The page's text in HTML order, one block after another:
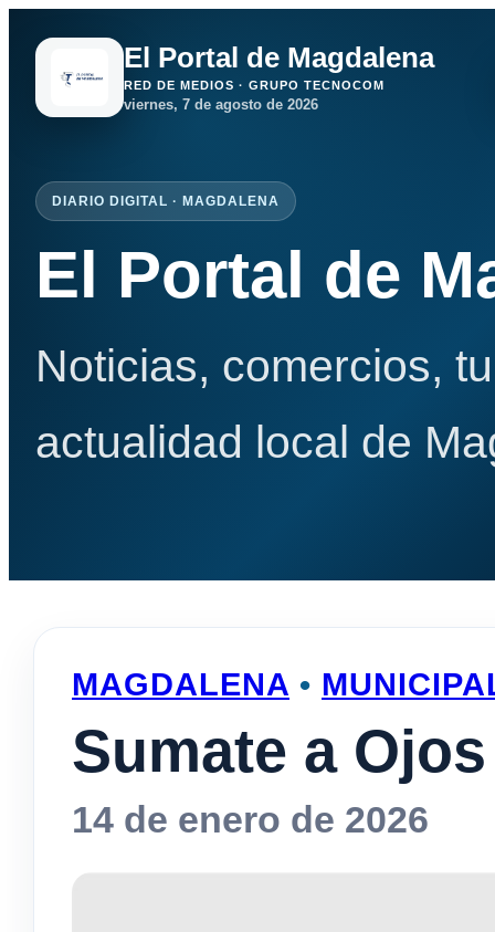
El Portal de Magdalena
RED DE MEDIOS · GRUPO TECNOCOM
viernes, 7 de agosto de 2026
DIARIO DIGITAL · MAGDALENA
El Portal de
Noticias, comercios,
actualidad local de
MAGDALENA •
Sumate a
14 de enero de 2026